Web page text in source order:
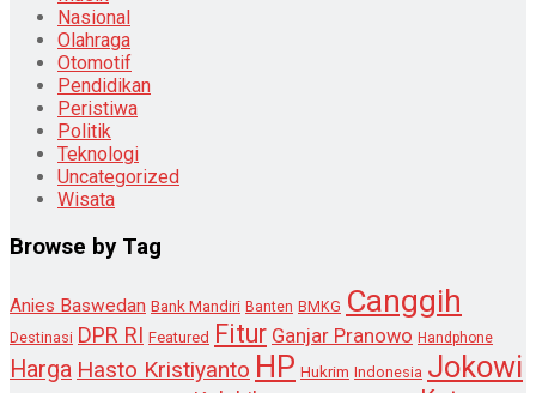
Nasional
Olahraga
Otomotif
Pendidikan
Peristiwa
Politik
Teknologi
Uncategorized
Wisata
Browse by Tag
Anies Baswedan Bank Mandiri Banten BMKG Canggih
Destinasi DPR RI Featured Fitur Ganjar Pranowo Handphone
Harga Hasto Kristiyanto HP Hukrim Indonesia Jokowi